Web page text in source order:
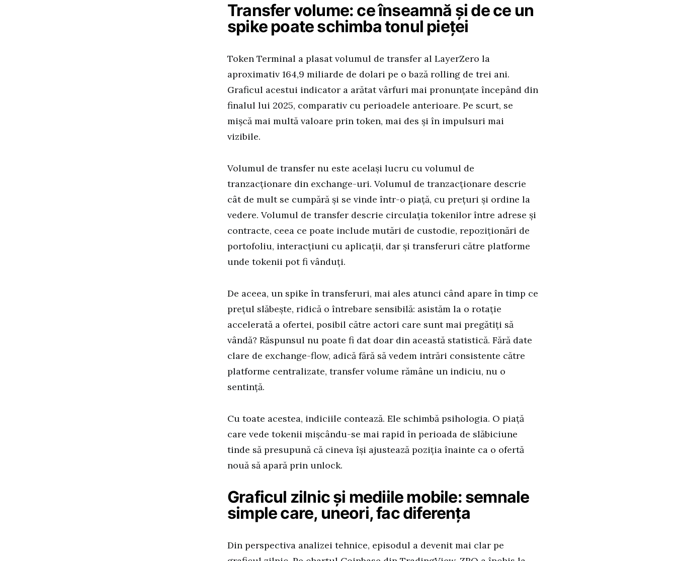
Transfer volume: ce înseamnă și de ce un
spike poate schimba tonul pieței
Token Terminal a plasat volumul de transfer al LayerZero la
aproximativ 164,9 miliarde de dolari pe o bază rolling de trei ani.
Graficul acestui indicator a arătat vârfuri mai pronunțate începând din
finalul lui 2025, comparativ cu perioadele anterioare. Pe scurt, se
mișcă mai multă valoare prin token, mai des și în impulsuri mai
vizibile.
Volumul de transfer nu este același lucru cu volumul de
tranzacționare din exchange-uri. Volumul de tranzacționare descrie
cât de mult se cumpără și se vinde într-o piață, cu prețuri și ordine la
vedere. Volumul de transfer descrie circulația tokenilor între adrese și
contracte, ceea ce poate include mutări de custodie, repoziționări de
portofoliu, interacțiuni cu aplicații, dar și transferuri către platforme
unde tokenii pot fi vânduți.
De aceea, un spike în transferuri, mai ales atunci când apare în timp ce
prețul slăbește, ridică o întrebare sensibilă: asistăm la o rotație
accelerată a ofertei, posibil către actori care sunt mai pregătiți să
vândă? Răspunsul nu poate fi dat doar din această statistică. Fără date
clare de exchange-flow, adică fără să vedem intrări consistente către
platforme centralizate, transfer volume rămâne un indiciu, nu o
sentință.
Cu toate acestea, indiciile contează. Ele schimbă psihologia. O piață
care vede tokenii mișcându-se mai rapid în perioada de slăbiciune
tinde să presupună că cineva își ajustează poziția înainte ca o ofertă
nouă să apară prin unlock.
Graficul zilnic și mediile mobile: semnale
simple care, uneori, fac diferența
Din perspectiva analizei tehnice, episodul a devenit mai clar pe